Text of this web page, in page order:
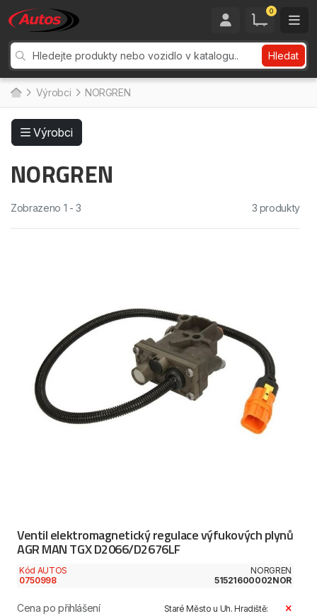
0
Hledat
Výrobci NORGREN
Výrobci
NORGREN
Zobrazeno 1 - 3 3 produkty
Ventil elektromagnetický regulace výfukových plynů
AGR MAN TGX D2066/D2676LF
Kód AUTOS
0750998
NORGREN
51521600002NOR
Cena po přihlášení
Staré Město u Uh. Hradiště: